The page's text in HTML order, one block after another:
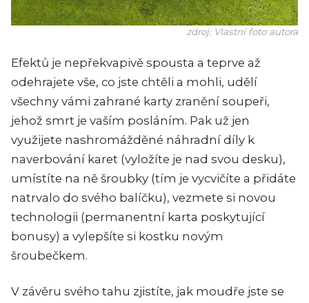
zdroj: Vlastní foto autora
Efektů je nepřekvapivě spousta a teprve až
odehrajete vše, co jste chtěli a mohli, udělí
všechny vámi zahrané karty zranění soupeři,
jehož smrt je vaším posláním. Pak už jen
využijete nashromážděné náhradní díly k
naverbování karet (vyložíte je nad svou desku),
umístíte na ně šroubky (tím je vycvičíte a přidáte
natrvalo do svého balíčku), vezmete si novou
technologii (permanentní karta poskytující
bonusy) a vylepšíte si kostku novým
šroubečkem.
V závěru svého tahu zjistíte, jak moudře jste se